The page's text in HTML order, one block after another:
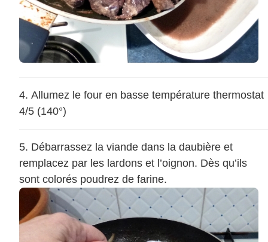
Allumez le four en basse température thermostat
4/5 (140°)
Débarrassez la viande dans la daubière et
remplacez par les lardons et l’oignon. Dès qu’ils
sont colorés poudrez de farine.